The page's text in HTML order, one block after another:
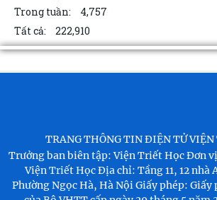
Trong tuần:
4,757
Tất cả:
222,910
TRANG THÔNG TIN ĐIỆN TỬ VIỆN
Trưởng ban biên tập: Viện Triết HọcĐơn
Viện Triết HọcĐịa chỉ: Tầng 11, 12 nhà
Phường Ngọc Hà, Hà NộiGiấy phép: Giấy